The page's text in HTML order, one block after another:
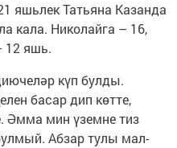
яшьлек Татьяна Казанда
кала. Николайга – 16,
12 яшь.
күп булды.
басар дип көтте,
Әмма мин үземне тиз
Абзар тулы мал-